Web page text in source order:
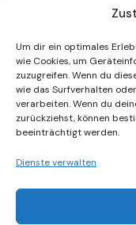
Um dir ein optimales
wie Cookies, um
zuzugreifen. Wenn du
wie das Surfverhalten
verarbeiten. Wenn du
zurückziehst, können
beeinträchtigt werden.
Dienste verwalten
Rechtliche
Impressum
Datenschutzerklärung